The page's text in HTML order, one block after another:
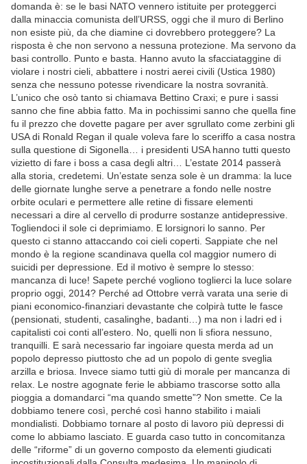
domanda è: se le basi NATO vennero istituite per proteggerci
dalla minaccia comunista dell’URSS, oggi che il muro di Berlino
non esiste più, da che diamine ci dovrebbero proteggere? La
risposta è che non servono a nessuna protezione. Ma servono da
basi controllo. Punto e basta. Hanno avuto la sfacciataggine di
violare i nostri cieli, abbattere i nostri aerei civili (Ustica 1980)
senza che nessuno potesse rivendicare la nostra sovranità.
L’unico che osò tanto si chiamava Bettino Craxi; e pure i sassi
sanno che fine abbia fatto. Ma in pochissimi sanno che quella fine
fu il prezzo che dovette pagare per aver sgrullato come zerbini gli
USA di Ronald Regan il quale voleva fare lo sceriffo a casa nostra
sulla questione di Sigonella… i presidenti USA hanno tutti questo
vizietto di fare i boss a casa degli altri… L’estate 2014 passerà
alla storia, credetemi. Un’estate senza sole è un dramma: la luce
delle giornate lunghe serve a penetrare a fondo nelle nostre
orbite oculari e permettere alle retine di fissare elementi
necessari a dire al cervello di produrre sostanze antidepressive.
Togliendoci il sole ci deprimiamo. E lorsignori lo sanno. Per
questo ci stanno attaccando coi cieli coperti. Sappiate che nel
mondo è la regione scandinava quella col maggior numero di
suicidi per depressione. Ed il motivo è sempre lo stesso:
mancanza di luce! Sapete perché vogliono toglierci la luce solare
proprio oggi, 2014? Perché ad Ottobre verrà varata una serie di
piani economico-finanziari devastante che colpirà tutte le fasce
(pensionati, studenti, casalinghe, badanti…) ma non i ladri ed i
capitalisti coi conti all’estero. No, quelli non li sfiora nessuno,
tranquilli. E sarà necessario far ingoiare questa merda ad un
popolo depresso piuttosto che ad un popolo di gente sveglia
arzilla e briosa. Invece siamo tutti giù di morale per mancanza di
relax. Le nostre agognate ferie le abbiamo trascorse sotto alla
pioggia a domandarci “ma quando smette”? Non smette. Ce la
dobbiamo tenere così, perché così hanno stabilito i maiali
mondialisti. Dobbiamo tornare al posto di lavoro più depressi di
come lo abbiamo lasciato. E guarda caso tutto in concomitanza
delle “riforme” di un governo composto da elementi giudicati